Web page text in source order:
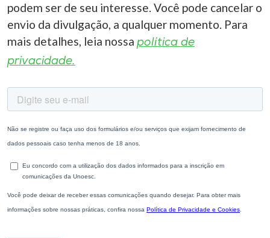
podem ser de seu interesse. Você pode cancelar o
envio da divulgação, a qualquer momento. Para
mais detalhes, leia nossa política de
privacidade.